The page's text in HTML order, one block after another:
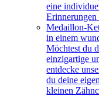
eine
Medaillon-
in einem
Möchtest du
einzigartige
entdecke
du deine
kleinen